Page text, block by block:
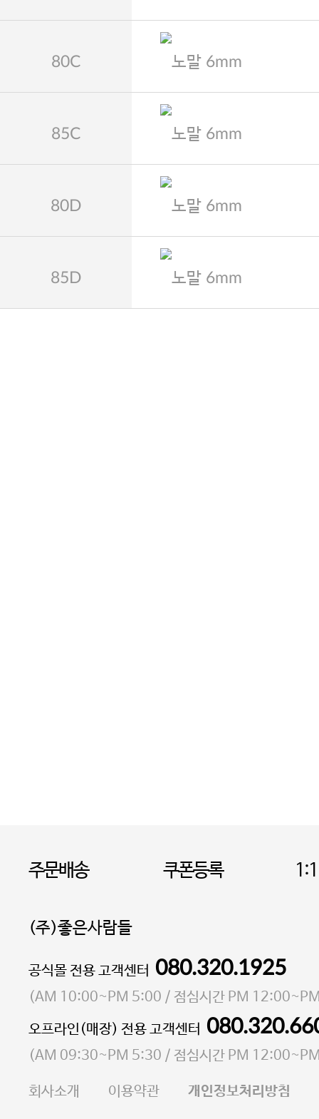
80C 노말 6mm
85C 노말 6mm
80D 노말 6mm
85D 노말 6mm
주문배송 쿠폰등록
(주)좋은사람들
대표 이성현,박영환| 개인정보관리책임자 김상현
소재지 서울특별시 마포구 마포대로4다길 41 마포
통신판매업 신고번호 2023-서울마포-3931호
사업자등록번호 105-81-58242
E-MAIL goodpeople@gpin.co.kr
공식몰 전용 고객센터 080.320.1925
(AM 10:00~PM 5:00 / 점심시간 PM
오프라인(매장) 전용 고객센터
(AM 09:30~PM 5:30 / 점심시간 PM
회사소개 이용약관 개인정보처리방침